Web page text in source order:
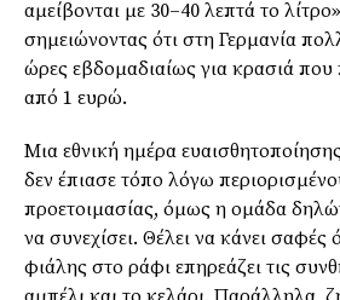
αμείβονται με 30–40 λεπτά το
σημειώνοντας ότι στη Γερμανία
ώρες εβδομαδιαίως για κρασιά
από 1 ευρώ.
Μια εθνική ημέρα
δεν έπιασε τόπο λόγω
προετοιμασίας, όμως η ομάδα
να συνεχίσει. Θέλει να κάνει σαφές
φιάλης στο ράφι επηρεάζει τις